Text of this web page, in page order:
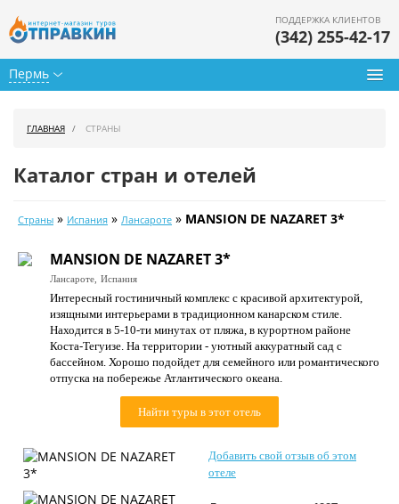
Пермь
ПОДДЕРЖКА КЛИЕНТОВ
(342) 255-42-17
Календарь туров
Цены дня
Страны
Как купить
О нас
ГЛАВНАЯ СТРАНЫ
Каталог стран и отелей
Страны » Испания » Лансароте » MANSION DE NAZARET 3*
MANSION DE NAZARET 3*
Лансароте, Испания
Интересный гостиничный комплекс с красивой архитектурой,
изящными интерьерами в традиционном канарском стиле.
Находится в 5-10-ти минутах от пляжа, в курортном районе
Коста-Тегуизе. На территории - уютный аккуратный сад с
бассейном. Хорошо подойдет для семейного или романтического
отпуска на побережье Атлантического океана.
Найти туры в этот отель
Добавить свой отзыв об этом
отеле